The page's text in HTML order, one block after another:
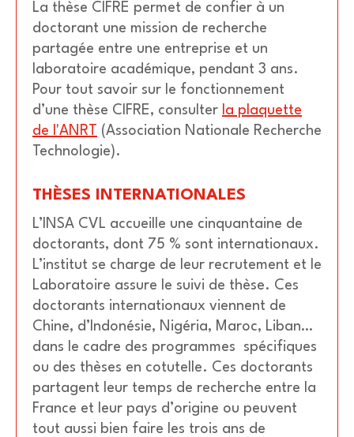
La thèse CIFRE permet de confier à un
doctorant une mission de recherche
partagée entre une entreprise et un
laboratoire académique, pendant 3 ans.
Pour tout savoir sur le fonctionnement
d’une thèse CIFRE, consulter la plaquette
de l'ANRT
(Association Nationale Recherche
Technologie).
THÈSES INTERNATIONALES
L’INSA CVL accueille une cinquantaine de
doctorants, dont 75 % sont internationaux.
L’institut se charge de leur recrutement et le
Laboratoire assure le suivi de thèse. Ces
doctorants internationaux viennent de
Chine, d’Indonésie, Nigéria, Maroc, Liban…
dans le cadre des programmes spécifiques
ou des thèses en cotutelle. Ces doctorants
partagent leur temps de recherche entre la
France et leur pays d’origine ou peuvent
tout aussi bien faire les trois ans de